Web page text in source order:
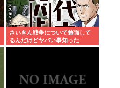
さいきん戦争について勉強して
るんだけどヤバい事知った